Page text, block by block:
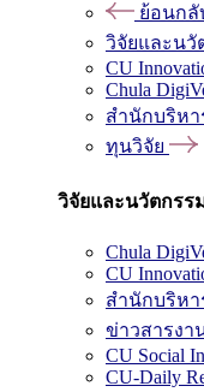
ย้อนกลั
วิจัยและนวั
CU
Chula
สำนักบริหา
ทุนวิจัย
วิจัยและนวัตกรร
Chula
CU
สำนักบริหา
ข่าวสารงา
CU Social
CU-Daily